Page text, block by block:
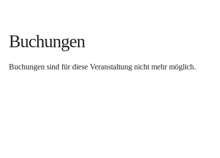
Buchungen
Buchungen sind für diese Veranstaltung nicht mehr möglich.